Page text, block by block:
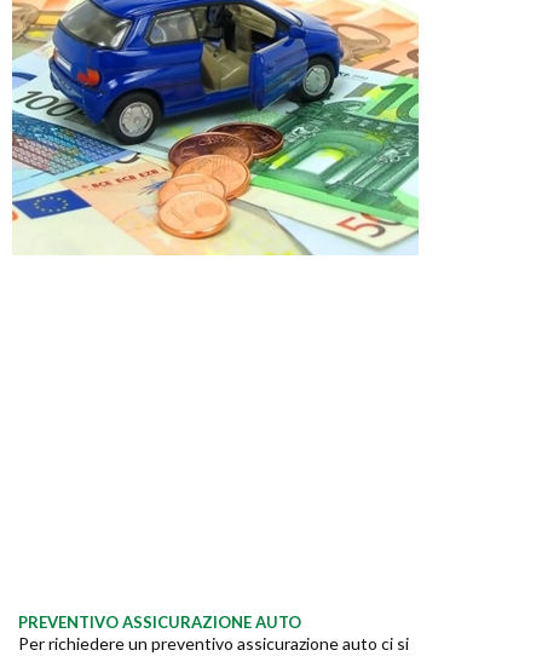
PREVENTIVO ASSICURAZIONE AUTO
Per richiedere un preventivo assicurazione auto ci si